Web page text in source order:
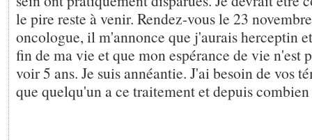
le pire reste à venir. Rendez-vous le 23
oncologue, il m'annonce que j'aurais herceptin
fin de ma vie et que mon espérance de vie n'est
voir 5 ans. Je suis annéantie. J'ai besoin de vos
que quelqu'un a ce traitement et depuis